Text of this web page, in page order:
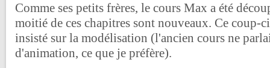
Comme ses petits frères, le cours Max a été
moitié de ces chapitres sont nouveaux. Ce coup-
insisté sur la modélisation (l'ancien cours ne
d'animation, ce que je préfère).